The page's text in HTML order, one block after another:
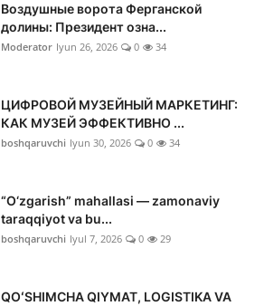
Воздушные ворота Ферганской
долины: Президент озна...
Moderator Iyun 26, 2026 0 34
ЦИФРОВОЙ МУЗЕЙНЫЙ МАРКЕТИНГ:
КАК МУЗЕЙ ЭФФЕКТИВНО ...
boshqaruvchi Iyun 30, 2026 0 34
“O‘zgarish” mahallasi — zamonaviy
taraqqiyot va bu...
boshqaruvchi Iyul 7, 2026 0 29
QOʻSHIMCHA QIYMAT, LOGISTIKA VA